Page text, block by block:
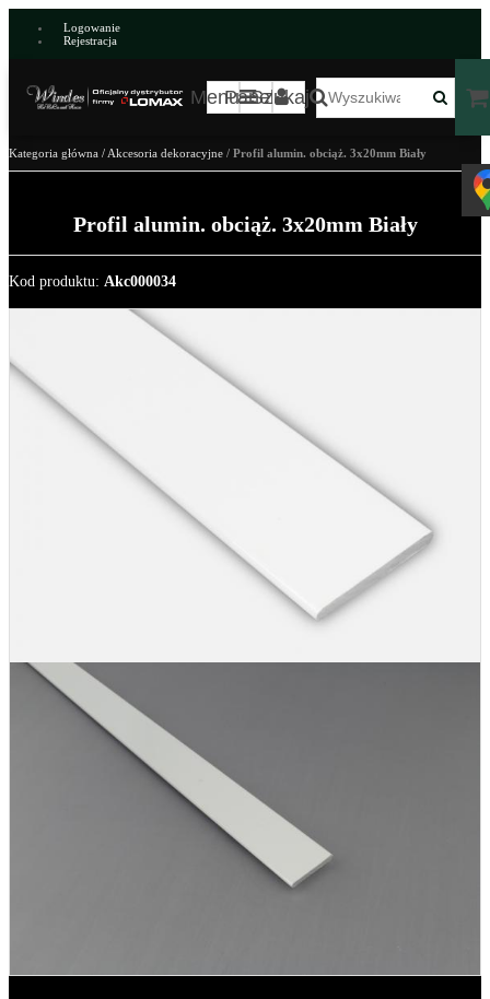
Logowanie
Rejestracja
MenuPanelSzukaj
Kategoria główna / Akcesoria dekoracyjne / Profil alumin. obciąż. 3x20mm Biały
Profil alumin. obciąż. 3x20mm Biały
Kod produktu: Akc000034